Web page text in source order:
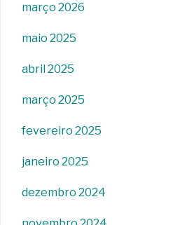
março 2026
maio 2025
abril 2025
março 2025
fevereiro 2025
janeiro 2025
dezembro 2024